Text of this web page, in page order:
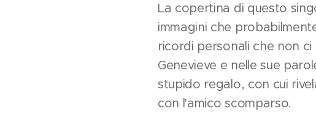
La copertina di questo
immagini che
ricordi personali che non
Genevieve e nelle sue
stupido regalo, con cui
con l'amico scomparso.